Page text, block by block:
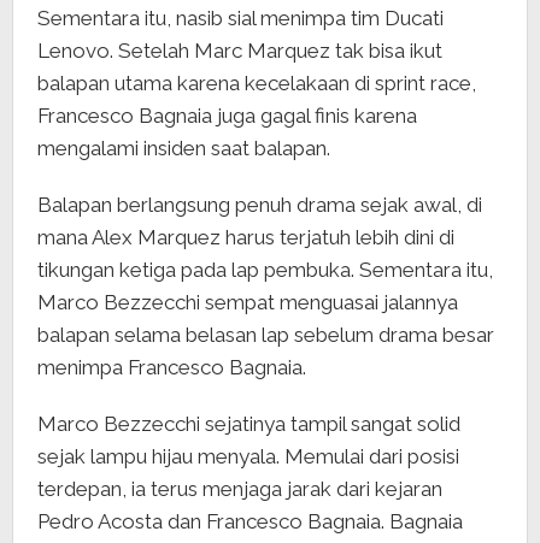
Sementara itu, nasib sial menimpa tim Ducati
Lenovo. Setelah Marc Marquez tak bisa ikut
balapan utama karena kecelakaan di sprint race,
Francesco Bagnaia juga gagal finis karena
mengalami insiden saat balapan.
Balapan berlangsung penuh drama sejak awal, di
mana Alex Marquez harus terjatuh lebih dini di
tikungan ketiga pada lap pembuka. Sementara itu,
Marco Bezzecchi sempat menguasai jalannya
balapan selama belasan lap sebelum drama besar
menimpa Francesco Bagnaia.
Marco Bezzecchi sejatinya tampil sangat solid
sejak lampu hijau menyala. Memulai dari posisi
terdepan, ia terus menjaga jarak dari kejaran
Pedro Acosta dan Francesco Bagnaia. Bagnaia